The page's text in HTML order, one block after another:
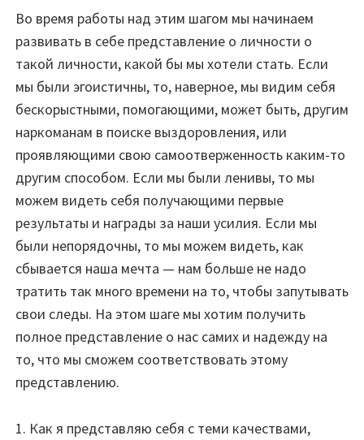
Во время работы над этим шагом мы начинаем
развивать в себе представление о личности о
такой личности, какой бы мы хотели стать. Если
мы были эгоистичны, то, наверное, мы видим себя
бескорыстными, помогающими, может быть, другим
наркоманам в поиске выздоровления, или
проявляющими свою самоотверженность каким-то
другим способом. Если мы были ленивы, то мы
можем видеть себя получающими первые
результаты и награды за наши усилия. Если мы
были непорядочны, то мы можем видеть, как
сбывается наша мечта — нам больше не надо
тратить так много времени на то, чтобы запутывать
свои следы. На этом шаге мы хотим получить
полное представление о нас самих и надежду на
то, что мы сможем соответствовать этому
представлению.
1. Как я представляю себя с теми качествами,